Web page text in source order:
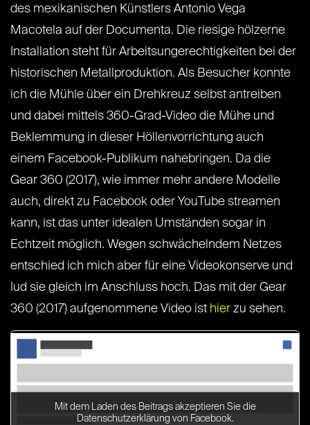
des mexikanischen Künstlers Antonio Vega
Macotela auf der Documenta. Die riesige hölzerne
Installation steht für Arbeitsungerechtigkeiten bei der
historischen Metallproduktion. Als Besucher konnte
ich die Mühle über ein Drehkreuz selbst antreiben
und dabei mittels 360-Grad-Video die Mühe und
Beklemmung in dieser Höllenvorrichtung auch
einem Facebook-Publikum nahebringen. Da die
Gear 360 (2017), wie immer mehr andere Modelle
auch, direkt zu Facebook oder YouTube streamen
kann, ist das unter idealen Umständen sogar in
Echtzeit möglich. Wegen schwächelndem Netzes
entschied ich mich aber für eine Videokonserve und
lud sie gleich im Anschluss hoch. Das mit der Gear
360 (2017) aufgenommene Video ist hier zu sehen.
Mit dem Laden des Beitrags akzeptieren Sie die
Datenschutzerklärung von Facebook.